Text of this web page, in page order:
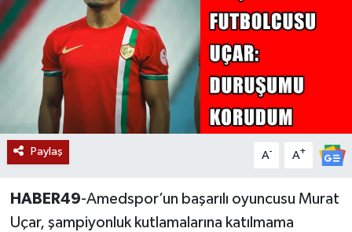
Paylaş A- A+
HABER49-Amedspor’un başarılı oyuncusu Murat
Uçar, şampiyonluk kutlamalarına katılmama
Teknoloji
Kültür Sanat
Muş
Hasköy
Bulanık